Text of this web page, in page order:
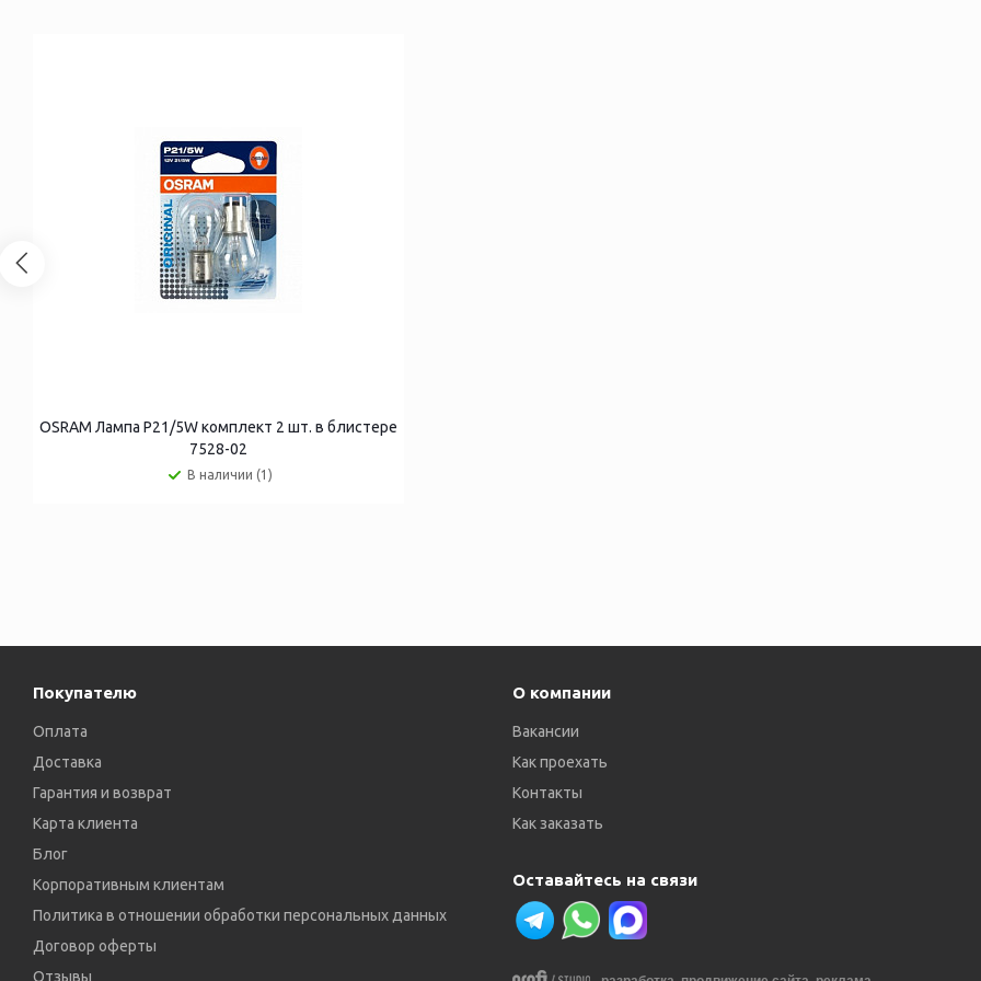
OSRAM Лампа P21/5W комплект 2 шт. в блистере
7528-02
В наличии (1)
Покупателю
Оплата
Доставка
Гарантия и возврат
Карта клиента
Блог
Корпоративным клиентам
Политика в отношении обработки персональных данных
Договор оферты
Отзывы
О компании
Вакансии
Как проехать
Контакты
Как заказать
Оставайтесь на связи